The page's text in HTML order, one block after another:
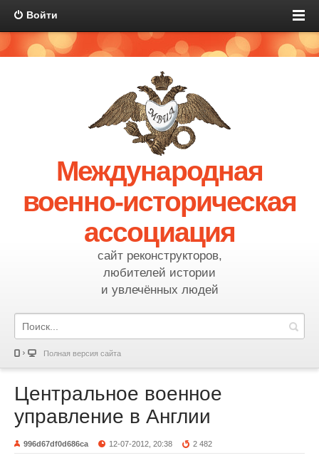
Войти
Международная
военно-историческая
ассоциация
сайт реконструкторов,
любителей истории
и увлечённых людей
Полная версия сайта
Центральное военное
управление в Англии
996d67df0d686ca 12-07-2012, 20:38 2 482